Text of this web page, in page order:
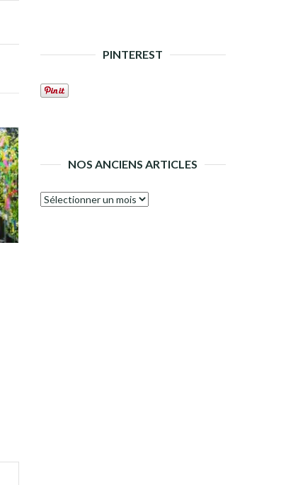
PINTEREST
NOS ANCIENS ARTICLES
Nos